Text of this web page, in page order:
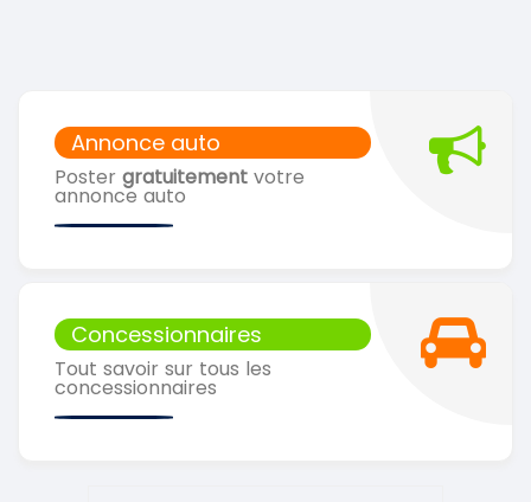
Annonce auto
Poster gratuitement votre
annonce auto
Concessionnaires
Tout savoir sur tous les
concessionnaires